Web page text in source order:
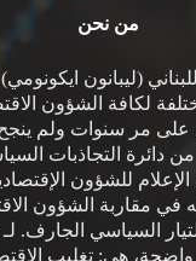
من نحن
(ليبانون
لكافة الشؤون
على مر سنوات ولم
دائرة التجاذبات
الإعلام للشؤون
في مقاربة الشؤون